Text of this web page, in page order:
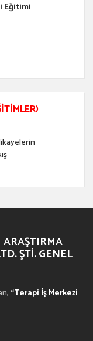
Eğitimi
ARAŞTIRMA
ŞTI. GENEL
“Terapi İş Merkezi